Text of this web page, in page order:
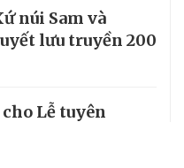
núi Sam và
lưu truyền 200
cho Lễ tuyên